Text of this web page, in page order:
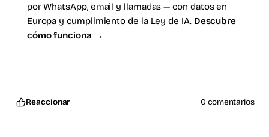
por WhatsApp, email y llamadas — con datos en
Europa y cumplimiento de la Ley de IA. Descubre
cómo funciona →
Reaccionar 0 comentarios